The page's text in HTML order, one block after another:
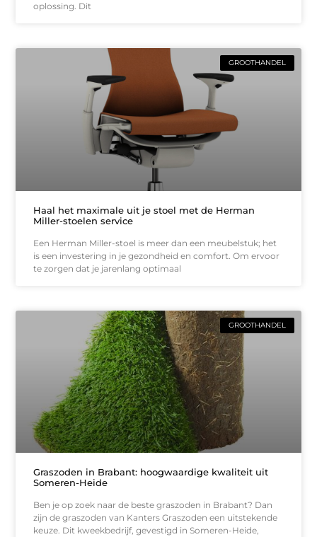
oplossing. Dit
GROOTHANDEL
Haal het maximale uit je stoel met de Herman
Miller-stoelen service
Een Herman Miller-stoel is meer dan een meubelstuk; het
is een investering in je gezondheid en comfort. Om ervoor
te zorgen dat je jarenlang optimaal
GROOTHANDEL
Graszoden in Brabant: hoogwaardige kwaliteit uit
Someren-Heide
Ben je op zoek naar de beste graszoden in Brabant? Dan
zijn de graszoden van Kanters Graszoden een uitstekende
keuze. Dit kweekbedrijf, gevestigd in Someren-Heide,